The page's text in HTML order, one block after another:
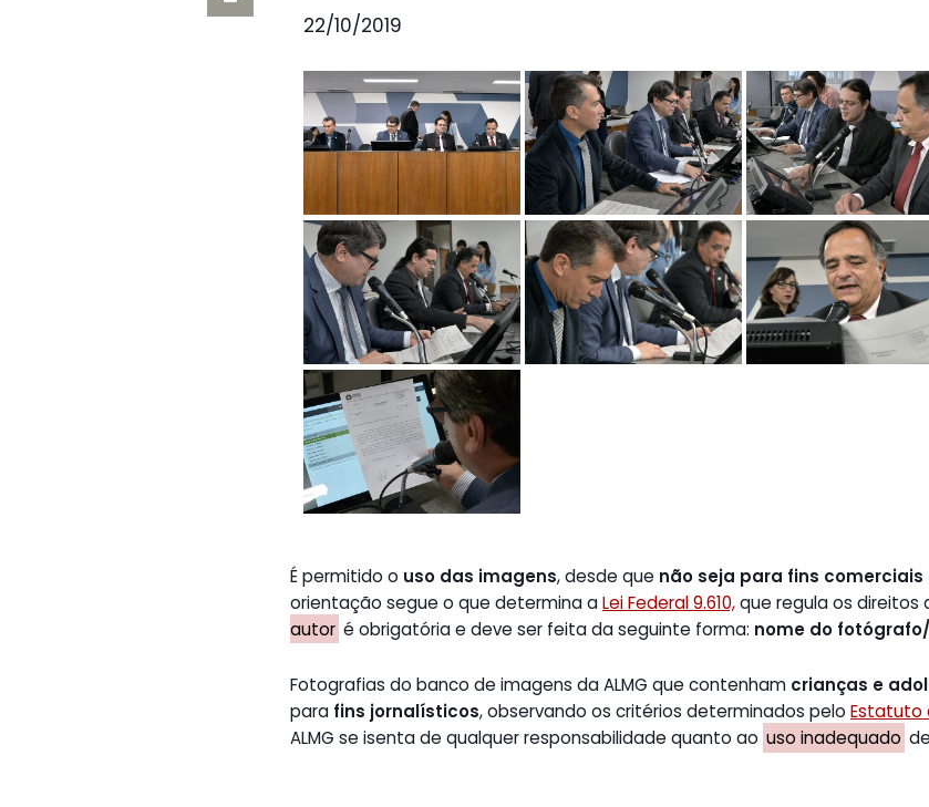
22/10/2019
É permitido o uso das imagens, desde que não seja para fins
orientação segue o que determina aLei Federal 9.610,que regula os direitos
autor é obrigatória e deve ser feita da seguinte forma: nome do fotógrafo/
Fotografias do banco de imagens da ALMG que contenham crianças e
para fins jornalísticos, observando os critérios determinados pelo Estatuto
ALMG se isenta de qualquer responsabilidade quanto ao uso inadequado